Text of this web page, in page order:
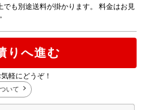
でも別途送料が掛かります。 料金はお見
りへ進む
軽にどうぞ！
いて